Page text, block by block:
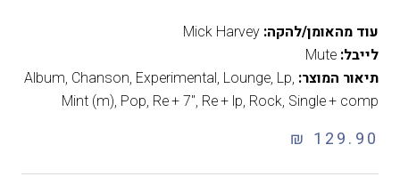
עוד מהאומן/להקה: Mick Harvey
לייבל: Mute
תיאור המוצר:
Album, Chanson, Experimental, Lounge, Lp,
Mint (m), Pop, Re + 7", Re + lp, Rock, Single + comp
129.90 ₪